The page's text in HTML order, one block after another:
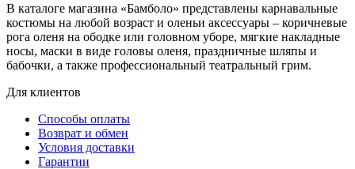
В каталоге магазина «Бамболо» представлены карнавальные
костюмы на любой возраст и оленьи аксессуары – коричневые
рога оленя на ободке или головном уборе, мягкие накладные
носы, маски в виде головы оленя, праздничные шляпы и
бабочки, а также профессиональный театральный грим.
Для клиентов
Способы оплаты
Возврат и обмен
Условия доставки
Гарантии